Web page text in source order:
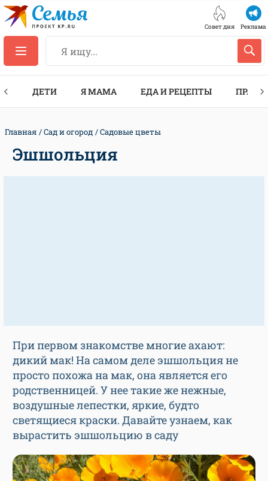
Совет дня Реклама
ДЕТИ Я МАМА ЕДА И РЕЦЕПТЫ
Главная Сад и огород Садовые цветы
Эшшольция
При первом знакомстве многие ахают:
дикий мак! На самом деле эшшольция не
просто похожа на мак, она является его
родственницей. У нее такие же нежные,
воздушные лепестки, яркие, будто
светящиеся краски. Давайте узнаем, как
вырастить эшшольцию в саду